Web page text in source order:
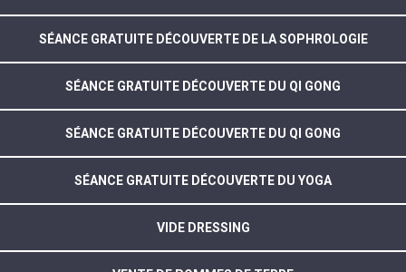
SÉANCE GRATUITE DÉCOUVERTE DE LA SOPHROLOGIE
SÉANCE GRATUITE DÉCOUVERTE DU QI GONG
SÉANCE GRATUITE DÉCOUVERTE DU QI GONG
SÉANCE GRATUITE DÉCOUVERTE DU YOGA
VIDE DRESSING